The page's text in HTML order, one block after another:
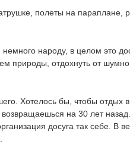
полеты на параплане,
народу, в целом это
природы, отдохнуть от
Хотелось бы, чтобы
на 30 лет
досуга так себе. В